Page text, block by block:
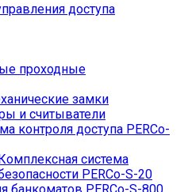
доступа
проходные
замки
и считыватели
контроля доступа PERCo-
система
PERCo-S-20
банкоматов PERCo-S-800